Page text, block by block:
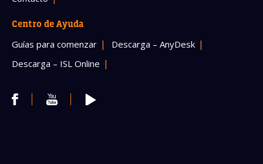
Centro de Ayuda
Guías para comenzar
Descarga – AnyDesk
Descarga – ISL Online